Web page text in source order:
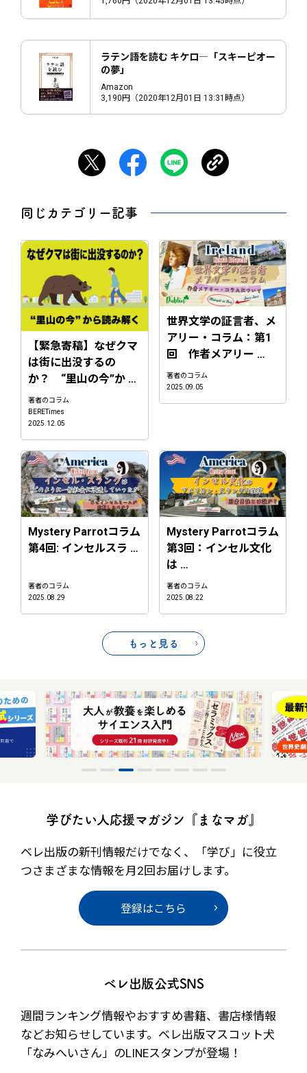
ラテン語を読む キケロ―「スキーピオー
の夢」
Amazon
3,190円（2020年12月01日 13:31時点）
同じカテゴリー記事
【緊急寄稿】なぜクマ
は街に出没するの
か？ “里山の今”か …
著者のコラム
BERETimes
2025.12.05
世界文学の証言者、メ
アリー・コラム：第1
回 作者メアリー …
著者のコラム
2025.09.05
Mystery Parrotコラム
第4回: インセルスラ …
著者のコラム
2025.08.29
Mystery Parrotコラム
第3回：インセル文化
は …
著者のコラム
2025.08.22
もっと見る
学びたい人応援マガジン『まなマガ』
ベレ出版の新刊情報だけでなく、
「学び」に役立
つさまざまな情報を月2回お届けします。
登録はこちら
ベレ出版公式SNS
週間ランキング情報やおすすめ書籍、書店様情報
などお知らせしています。ベレ出版マスコット犬
「なみへいさん」のLINEスタンプが登場！